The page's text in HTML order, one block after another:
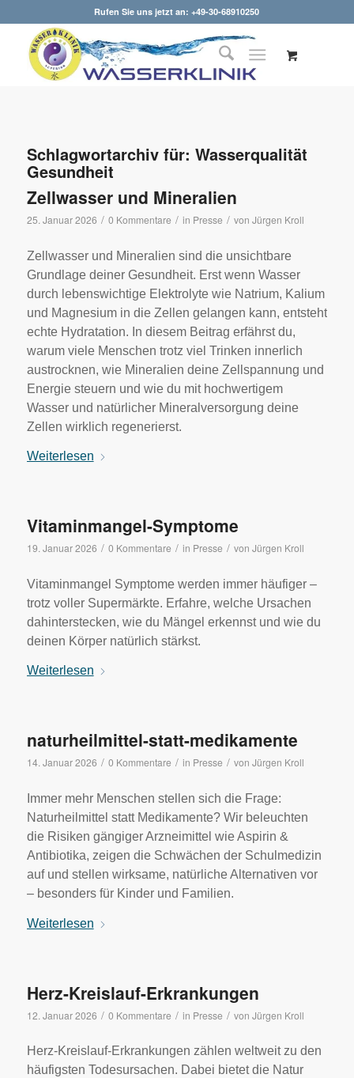
Rufen Sie uns jetzt an: +49-30-68910250
Schlagwortarchiv für: Wasserqualität
Gesundheit
Zellwasser und Mineralien
25. Januar 2026 / 0 Kommentare / in Presse / von Jürgen Kroll
Zellwasser und Mineralien sind die unsichtbare
Grundlage deiner Gesundheit. Erst wenn Wasser
durch lebenswichtige Elektrolyte wie Natrium, Kalium
und Magnesium in die Zellen gelangen kann, entsteht
echte Hydratation. In diesem Beitrag erfährst du,
warum viele Menschen trotz viel Trinken innerlich
austrocknen, wie Mineralien deine Zellspannung und
Energie steuern und wie du mit hochwertigem
Wasser und natürlicher Mineralversorgung deine
Zellen wirklich regenerierst.
Weiterlesen
Vitaminmangel-Symptome
19. Januar 2026 / 0 Kommentare / in Presse / von Jürgen Kroll
Vitaminmangel Symptome werden immer häufiger –
trotz voller Supermärkte. Erfahre, welche Ursachen
dahinterstecken, wie du Mängel erkennst und wie du
deinen Körper natürlich stärkst.
Weiterlesen
naturheilmittel-statt-medikamente
14. Januar 2026 / 0 Kommentare / in Presse / von Jürgen Kroll
Immer mehr Menschen stellen sich die Frage:
Naturheilmittel statt Medikamente? Wir beleuchten
die Risiken gängiger Arzneimittel wie Aspirin &
Antibiotika, zeigen die Schwächen der Schulmedizin
auf und stellen wirksame, natürliche Alternativen vor
– besonders für Kinder und Familien.
Weiterlesen
Herz-Kreislauf-Erkrankungen
12. Januar 2026 / 0 Kommentare / in Presse / von Jürgen Kroll
Herz-Kreislauf-Erkrankungen zählen weltweit zu den
häufigsten Todesursachen. Dabei bietet die Natur